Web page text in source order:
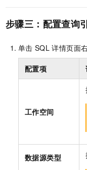
步骤三：配置查询
单击 SQL 详情页面
配置项
工作空间
数据源类型